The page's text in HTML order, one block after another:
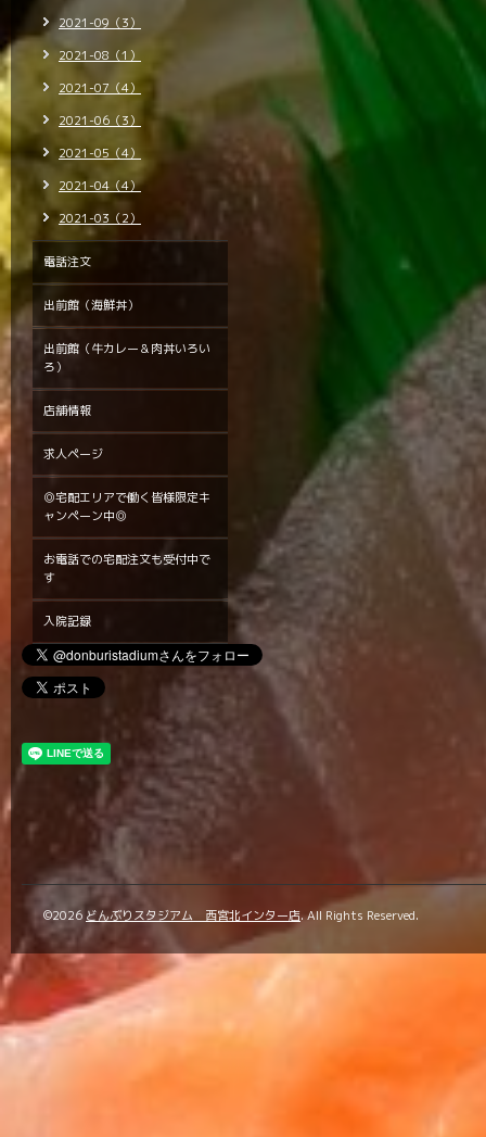
2021-09（3）
2021-08（1）
2021-07（4）
2021-06（3）
2021-05（4）
2021-04（4）
2021-03（2）
電話注文
出前館（海鮮丼）
出前館（牛カレー＆肉丼いろい
ろ）
店舗情報
求人ページ
◎宅配エリアで働く皆様限定キ
ャンペーン中◎
お電話での宅配注文も受付中で
す
入院記録
©2026 どんぶりスタジアム 西宮北インター店. All Rights Reserved.